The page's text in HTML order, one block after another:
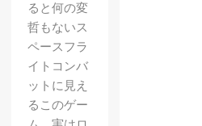
ると何の変
哲もないス
ペースフラ
イトコンバ
ットに見え
るこのゲー